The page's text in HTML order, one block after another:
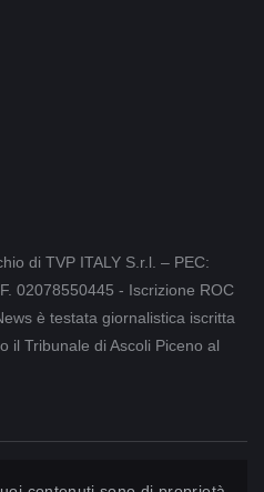
di TVP ITALY S.r.l. – PEC:
02078550445 - Iscrizione ROC
è testata giornalistica iscritta
il Tribunale di Ascoli Piceno al